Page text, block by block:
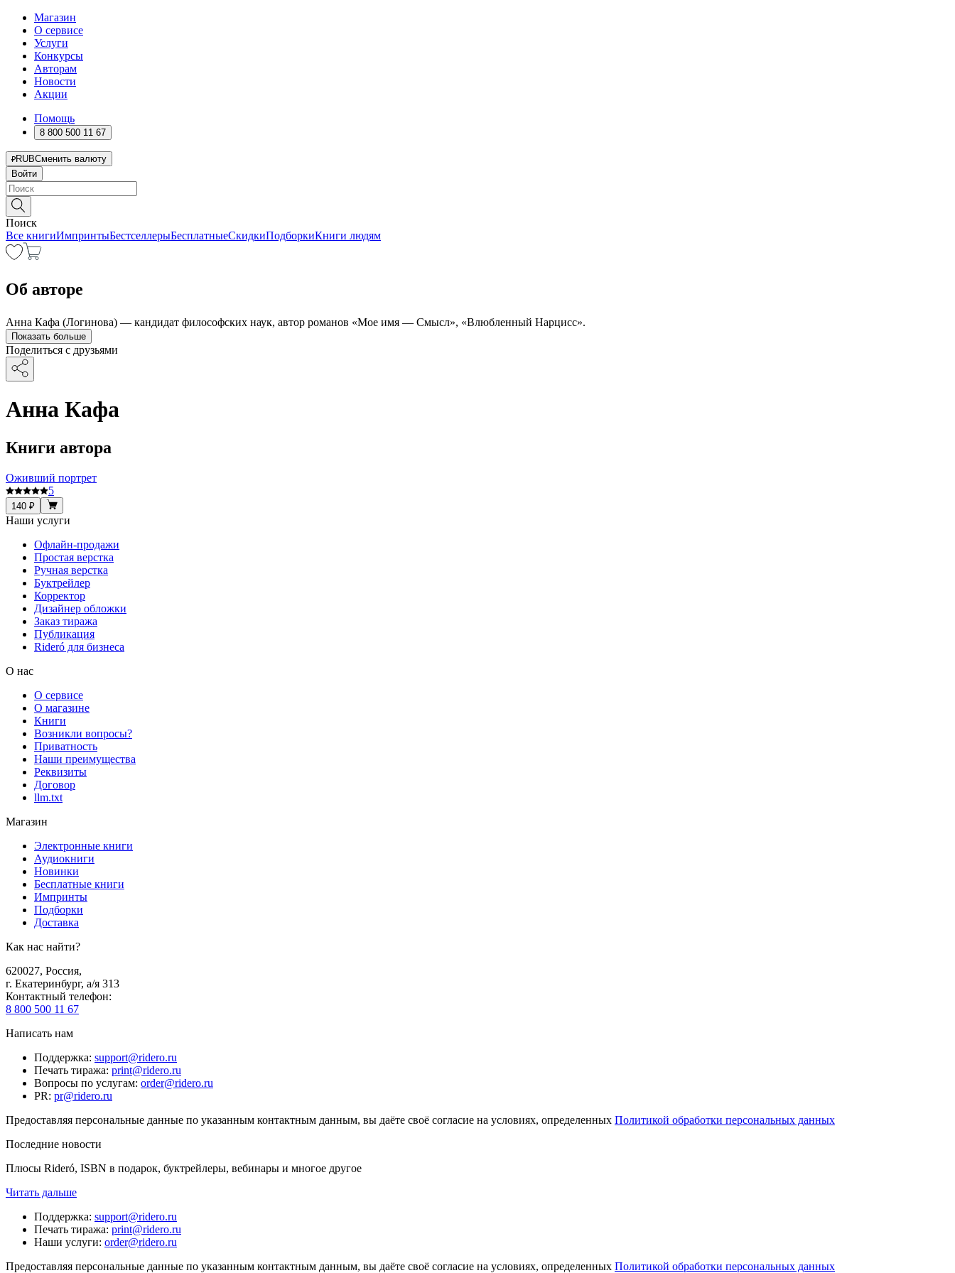
Магазин
О сервисе
Услуги
Конкурсы
Авторам
Новости
Акции
Помощь
8 800 500 11 67
RUBСменить валюту
Войти
Поиск
Все книгиИмпринтыБестселлерыБесплатныеСкидкиПодборкиКниги людям
Об авторе
Анна Кафа (Логинова) — кандидат философских наук, автор романов «Мое имя — Смысл», «Влюбленный Нарцисс».
Показать больше
Поделиться с друзьями
Анна Кафа
Книги автора
Оживший портрет
5
140 ₽
Наши услуги
Офлайн-продажи
Простая верстка
Ручная верстка
Буктрейлер
Корректор
Дизайнер обложки
Заказ тиража
Публикация
Rideró для бизнеса
О нас
О сервисе
О магазине
Книги
Возникли вопросы?
Приватность
Наши преимущества
Реквизиты
Договор
llm.txt
Магазин
Электронные книги
Аудиокниги
Новинки
Бесплатные книги
Импринты
Подборки
Доставка
Как нас найти?
620027, Россия,
г. Екатеринбург, а/я 313
Контактный телефон:
8 800 500 11 67
Написать нам
Поддержка: support@ridero.ru
Печать тиража: print@ridero.ru
Вопросы по услугам: order@ridero.ru
PR: pr@ridero.ru
Предоставляя персональные данные по указанным контактным данным, вы даёте своё согласие на условиях, определенных Политикой обработки персональных данных
Последние новости
Плюсы Rideró, ISBN в подарок, буктрейлеры, вебинары и многое другое
Читать дальше
Поддержка: support@ridero.ru
Печать тиража: print@ridero.ru
Наши услуги: order@ridero.ru
Предоставляя персональные данные по указанным контактным данным, вы даёте своё согласие на условиях, определенных Политикой обработки персональных данных